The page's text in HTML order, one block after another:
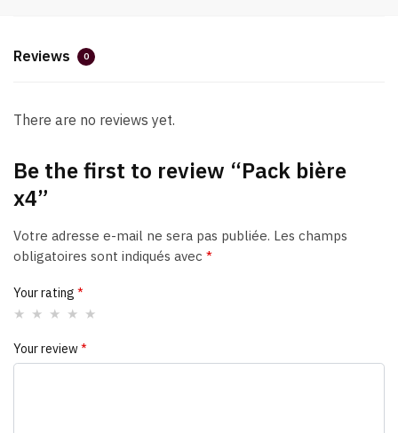
Reviews 0
There are no reviews yet.
Be the first to review “Pack bière
x4”
Votre adresse e-mail ne sera pas publiée. Les champs
obligatoires sont indiqués avec *
Your rating *
Your review*